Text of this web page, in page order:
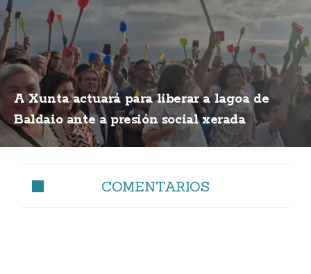
A Xunta actuará para liberar a lagoa de
Baldaio ante a presión social xerada
COMENTARIOS